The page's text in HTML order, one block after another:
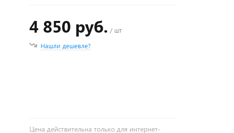
4 850 руб. / шт
Нашли дешевле?
Цена действительна только для интернет-